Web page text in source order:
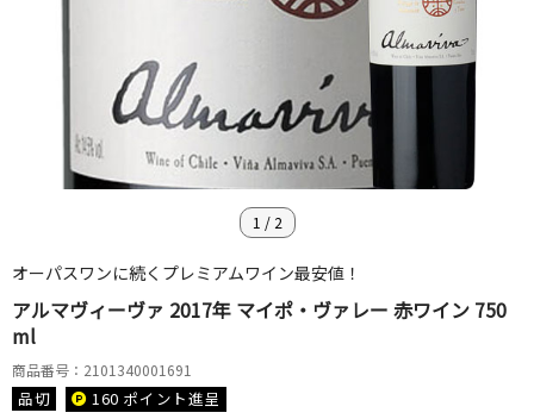
1 / 2
オーパスワンに続くプレミアムワイン最安値！
アルマヴィーヴァ 2017年 マイポ・ヴァレー 赤ワイン 750
ml
商品番号：2101340001691
品切 160 ポイント進呈